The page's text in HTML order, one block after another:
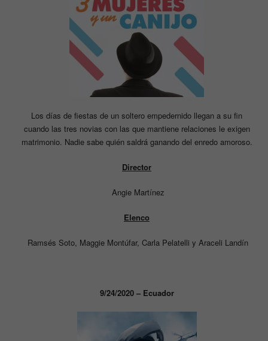
Los días de fiestas de un soltero empedernido llegan a su fin
cuando las tres novias con las que mantiene relaciones le exigen
matrimonio. Nadie sabe quién saldrá ganando del enredo amoroso.
Director
Angie Martínez
Elenco
Ramsés Soto, Maggie Montúfar, Carla Pelatelli y Araceli Landín
9/24/2020 – Ecuador